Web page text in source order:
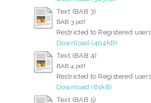
Text (BAB 3)
BAB 3.pdf
Restricted to Registered
Download (404kB)
Text (BAB 4)
BAB 4.pdf
Restricted to Registered
Download (61kB)
Text (BAB 5)